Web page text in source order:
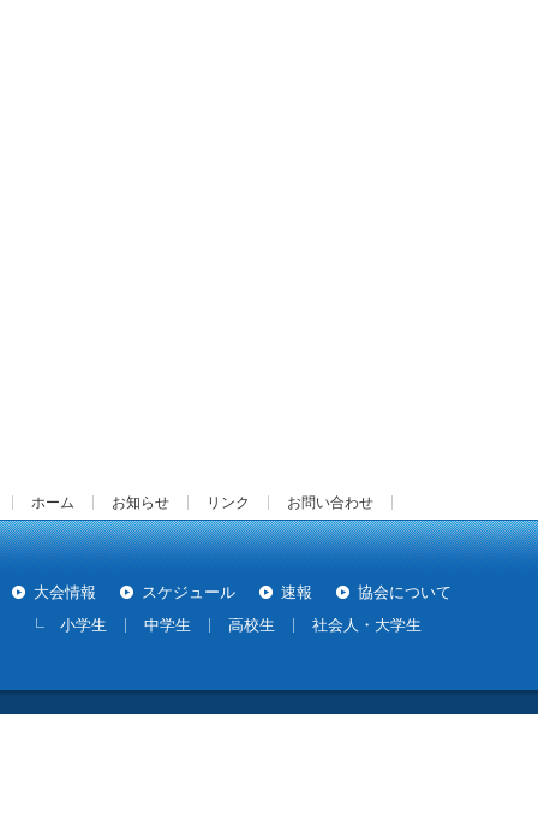
ホーム お知らせ リンク お問い合わせ
大会情報 スケジュール 速報
協会について
小学生
中学生 高校生 社会人・大学生